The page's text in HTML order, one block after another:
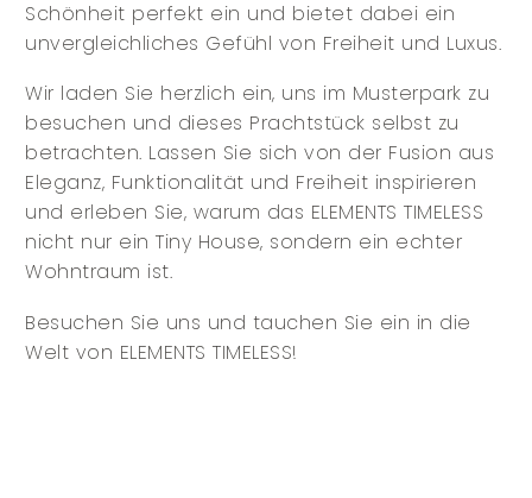
Schönheit perfekt ein und bietet dabei ein
unvergleichliches Gefühl von Freiheit und Luxus.
Wir laden Sie herzlich ein, uns im Musterpark zu
besuchen und dieses Prachtstück selbst zu
betrachten. Lassen Sie sich von der Fusion aus
Eleganz, Funktionalität und Freiheit inspirieren
und erleben Sie, warum das ELEMENTS TIMELESS
nicht nur ein Tiny House, sondern ein echter
Wohntraum ist.
Besuchen Sie uns und tauchen Sie ein in die
Welt von ELEMENTS TIMELESS!